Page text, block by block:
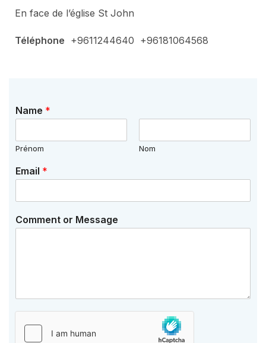
En face de l’église St John
Téléphone +9611244640 +96181064568
Name *
Prénom Nom
Email *
Comment or Message